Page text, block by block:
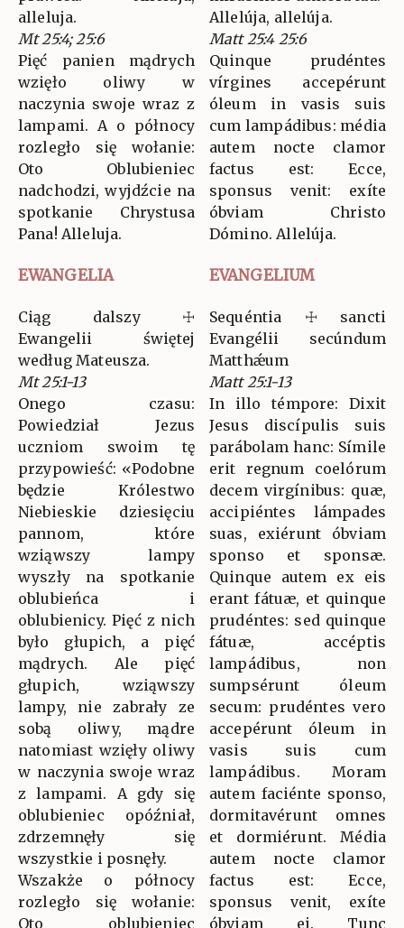
alleluja.
Mt 25:4; 25:6
Pięć panien mądrych
wzięło oliwy w
naczynia swoje wraz z
lampami. A o północy
rozległo się wołanie:
Oto Oblubieniec
nadchodzi, wyjdźcie na
spotkanie Chrystusa
Pana! Alleluja.
Allelúja, allelúja.
Matt 25:4 25:6
Quinque prudéntes
vírgines accepérunt
óleum in vasis suis
cum lampádibus: média
autem nocte clamor
factus est: Ecce,
sponsus venit: exíte
óbviam Christo
Dómino. Allelúja.
EWANGELIA EVANGELIUM
Ciąg dalszy ☩
Ewangelii świętej
według Mateusza.
Mt 25:1-13
Onego czasu:
Powiedział Jezus
uczniom swoim tę
przypowieść: «Podobne
będzie Królestwo
Niebieskie dziesięciu
pannom, które
wziąwszy lampy
wyszły na spotkanie
oblubieńca i
oblubienicy. Pięć z nich
było głupich, a pięć
mądrych. Ale pięć
głupich, wziąwszy
lampy, nie zabrały ze
sobą oliwy, mądre
natomiast wzięły oliwy
w naczynia swoje wraz
z lampami. A gdy się
oblubieniec opóźniał,
zdrzemnęły się
wszystkie i posnęły.
Wszakże o północy
rozległo się wołanie:
Oto oblubieniec
Sequéntia ☩ sancti
Evangélii secúndum
Matthǽum
Matt 25:1-13
In illo témpore: Dixit
Jesus discípulis suis
parábolam hanc: Símile
erit regnum coelórum
decem virgínibus: quæ,
accipiéntes lámpades
suas, exiérunt óbviam
sponso et sponsæ.
Quinque autem ex eis
erant fátuæ, et quinque
prudéntes: sed quinque
fátuæ, accéptis
lampádibus, non
sumpsérunt óleum
secum: prudéntes vero
accepérunt óleum in
vasis suis cum
lampádibus. Moram
autem faciénte sponso,
dormitavérunt omnes
et dormiérunt. Média
autem nocte clamor
factus est: Ecce,
sponsus venit, exíte
óbviam ei. Tunc